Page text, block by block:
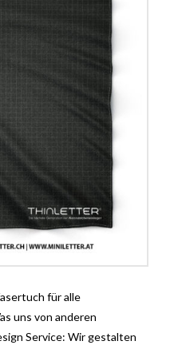
für alle
uns von anderen
Service: Wir gestalten